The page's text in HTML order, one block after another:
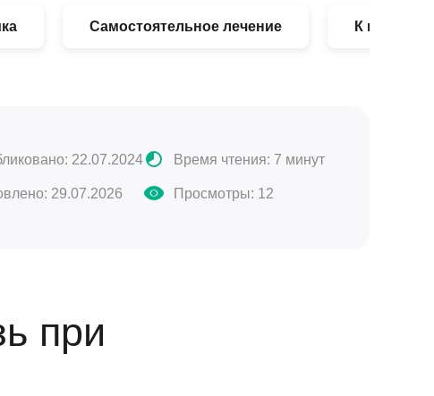
Самостоятельное лечение К какому
22.07.2024
29.07.2026
Время чтения: 7 минут
Просмотры: 12
при